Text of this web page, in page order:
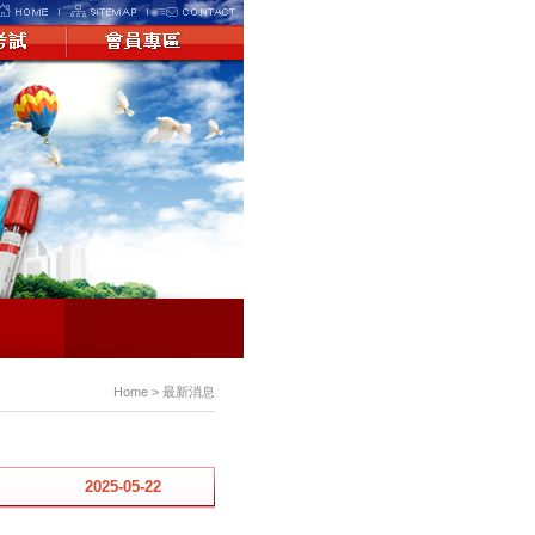
Home > 最新消息
2025-05-22